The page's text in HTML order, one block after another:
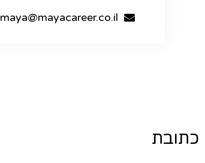
maya@mayacareer.co.il
כתובת